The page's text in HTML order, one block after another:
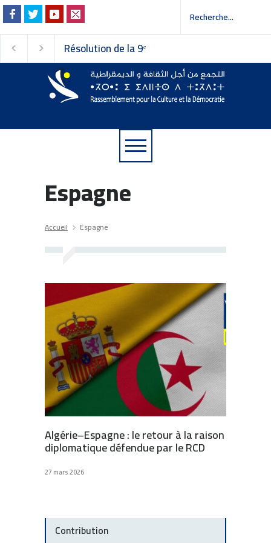
Résolution de la 9ᵉ
session du Conseil
national du
Rassemblement pour la
Culture et la Démocratie
إلى وسائل الإعلام
Espagne
Accueil Espagne
Algérie–Espagne : le retour à la raison
diplomatique défendue par le RCD
27 mars 2026
Contribution